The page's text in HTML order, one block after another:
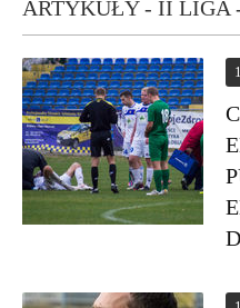
ARTYKUŁY - II LIGA